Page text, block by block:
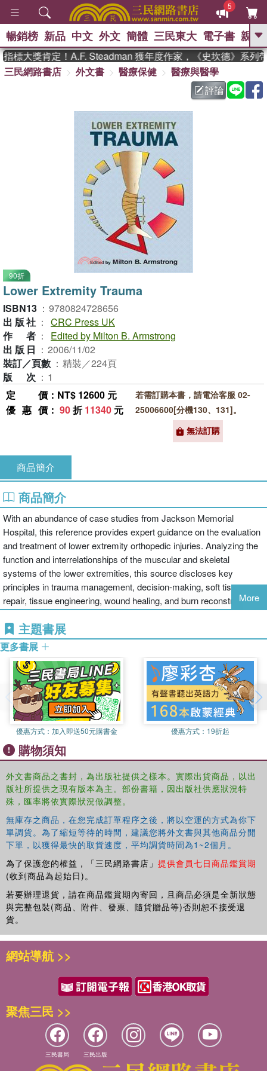
5
GO
熱搜： 東野圭吾 、 高希均教授回憶錄
父親節 、 如果歷
暑期推薦 、 國際布克
獎 臺灣漫遊錄 、 方念華
登輝時代 、 數學女孩：黎曼猜想
偉大的迷走神經
暢銷榜 新品 中文 外文 簡體 三民東大 電子書 親子
標大獎肯定！A.F. Steadman 獲年度作家，《史坎德》系列
三民網路書店
外文書 醫療保健
醫療與醫學
評論
90折
Lower Extremity Trauma
ISBN13 ： 9780824728656
出版社 ： CRC Press UK
作者 ：
Edited by Milton B. Armstrong
出版日 ： 2006/11/02
裝訂／頁數 ： 精裝／224頁
版次 ： 1
定價 ：NT$ 12600 元
優惠價 ： 90折11340 元
若需訂購本書，請電洽客服 02-
25006600[分機130、131]。
無法訂購
商品簡介
商品簡介
With an abundance of case studies from Jackson Memorial
Hospital, this reference provides expert guidance on the evaluation
and treatment of lower extremity orthopedic injuries. Analyzing the
function and interrelationships of the muscular and skeletal
systems of the lower extremities, this source discloses key
principles in trauma management, decision-making, soft tissue
repair, tissue engineering, wound healing, and burn reconstruction.
More
主題書展
更多書展
優惠方式： 加入即送50元購書金 優惠方式： 19折起
購物須知
外文書商品之書封，為出版社提供之樣本。實際出貨商品，以出
版社所提供之現有版本為主。部份書籍，因出版社供應狀況特
殊，匯率將依實際狀況做調整。
無庫存之商品，在您完成訂單程序之後，將以空運的方式為你下
單調貨。為了縮短等待的時間，建議您將外文書與其他商品分開
下單，以獲得最快的取貨速度，平均調貨時間為1~2個月。
為了保護您的權益，「三民網路書店」 提供會員七日商品鑑賞期
(收到商品為起始日)。
若要辦理退貨，請在商品鑑賞期內寄回，且商品必須是全新狀態
與完整包裝(商品、附件、發票、隨貨贈品等)否則恕不接受退
貨。
網站導航 >>
聚焦三民 >>
三民書局 三民出版